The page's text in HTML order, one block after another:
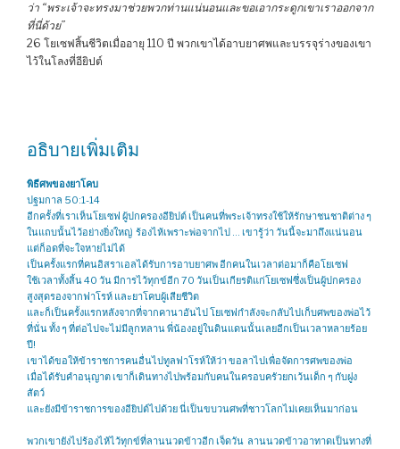
ว่า “พระเจ้าจะทรงมาช่วยพวกท่านแน่นอนและขอเอากระดูกเขาเราออกจาก
ที่นี่ด้วย”
26 โยเซฟสิ้นชีวิตเมื่ออายุ 110 ปี พวกเขาได้อาบยาศพและบรรจุร่างของเขา
ไว้ในโลงที่อียิปต์
อธิบายเพิ่มเติม
พิธีศพของยาโคบ
ปฐมกาล 50:1-14
อีกครั้งที่เราเห็นโยเซฟ ผู้ปกครองอียิปต์ เป็นคนที่พระเจ้าทรงใช้ให้รักษาชนชาติต่าง ๆ
ในแถบนั้นไว้อย่างยิ่งใหญ่ ร้องไห้เพราะพ่อจากไป … เขารู้ว่า วันนี้จะมาถึงแน่นอน
แต่ก็อดที่จะใจหายไม่ได้
เป็นครั้งแรกที่คนอิสราเอลได้รับการอาบยาศพ อีกคนในเวลาต่อมาก็คือโยเซฟ
ใช้เวลาทั้งสิ้น 40 วัน มีการไว้ทุกข์อีก 70 วันเป็นเกียรติแก่โยเซฟซึ่งเป็นผู้ปกครอง
สูงสุดรองจากฟาโรห์ และยาโคบผู้เสียชีวิต
และก็เป็นครั้งแรกหลังจากที่จากคานาอันไป โยเซฟกำลังจะกลับไปเก็บศพของพ่อไว้
ที่นั่น ทั้ง ๆ ที่ต่อไปจะไม่มีลูกหลาน พี่น้องอยู่ในดินแดนนั้นเลยอีกเป็นเวลาหลายร้อย
ปี!
เขาได้ขอให้ข้าราชการคนอื่นไปทูลฟาโรห์ให้ว่า ขอลาไปเพื่อจัดการศพของพ่อ
เมื่อได้รับคำอนุญาต เขาก็เดินทางไปพร้อมกับคนในครอบครัวยกเว้นเด็ก ๆ กับฝูง
สัตว์
และยังมีข้าราชการของอียิปต์ไปด้วย นี่เป็นขบวนศพที่ชาวโลกไม่เคยเห็นมาก่อน
พวกเขายังไปร้องไห้ไว้ทุกข์ที่ลานนวดข้าวอีก เจ็ดวัน ลานนวดข้าวอาทาดเป็นทางที่